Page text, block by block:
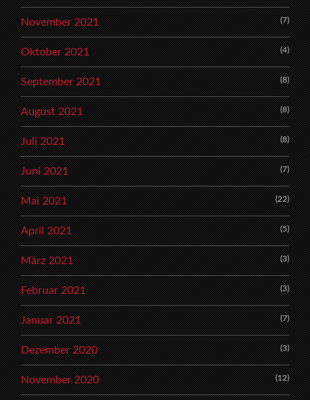
November 2021 (7)
Oktober 2021 (4)
September 2021 (8)
August 2021 (8)
Juli 2021 (8)
Juni 2021 (7)
Mai 2021 (22)
April 2021 (5)
März 2021 (3)
Februar 2021 (3)
Januar 2021 (7)
Dezember 2020 (3)
November 2020 (12)